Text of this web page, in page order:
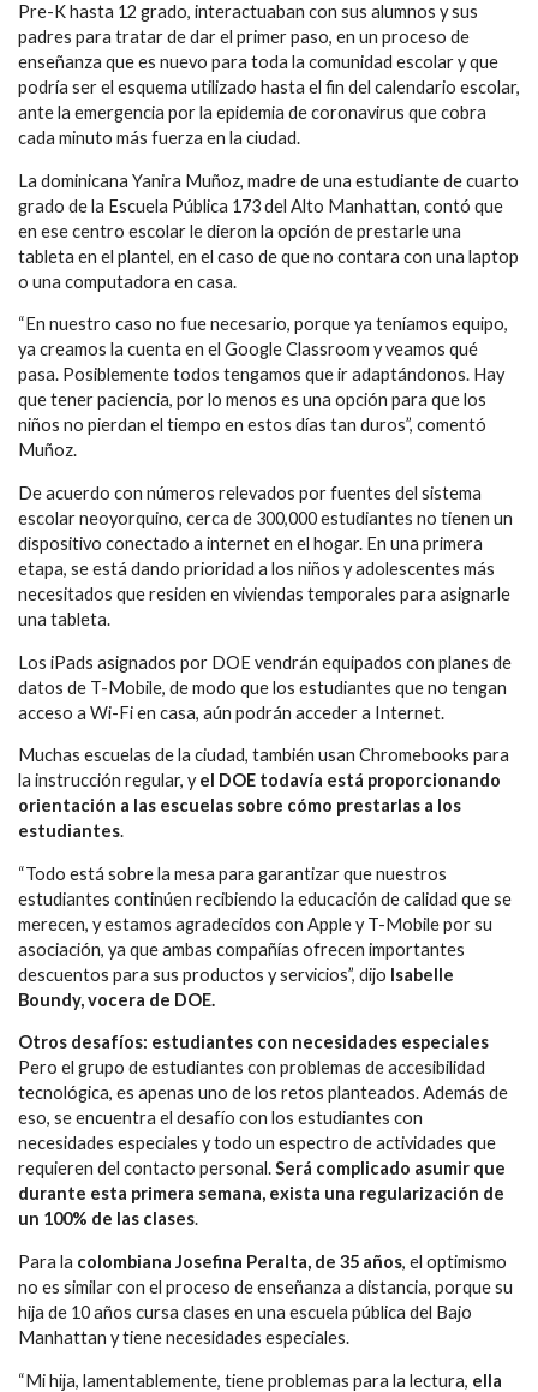
Pre-K hasta 12 grado, interactuaban con sus alumnos y sus
padres para tratar de dar el primer paso, en un proceso de
enseñanza que es nuevo para toda la comunidad escolar y que
podría ser el esquema utilizado hasta el fin del calendario escolar,
ante la emergencia por la epidemia de coronavirus que cobra
cada minuto más fuerza en la ciudad.
La dominicana Yanira Muñoz, madre de una estudiante de cuarto
grado de la Escuela Pública 173 del Alto Manhattan, contó que
en ese centro escolar le dieron la opción de prestarle una
tableta en el plantel, en el caso de que no contara con una laptop
o una computadora en casa.
“En nuestro caso no fue necesario, porque ya teníamos equipo,
ya creamos la cuenta en el Google Classroom y veamos qué
pasa. Posiblemente todos tengamos que ir adaptándonos. Hay
que tener paciencia, por lo menos es una opción para que los
niños no pierdan el tiempo en estos días tan duros”, comentó
Muñoz.
De acuerdo con números relevados por fuentes del sistema
escolar neoyorquino, cerca de 300,000 estudiantes no tienen un
dispositivo conectado a internet en el hogar. En una primera
etapa, se está dando prioridad a los niños y adolescentes más
necesitados que residen en viviendas temporales para asignarle
una tableta.
Los iPads asignados por DOE vendrán equipados con planes de
datos de T-Mobile, de modo que los estudiantes que no tengan
acceso a Wi-Fi en casa, aún podrán acceder a Internet.
Muchas escuelas de la ciudad, también usan Chromebooks para
la instrucción regular, yel DOE todavía está proporcionando
orientación a las escuelas sobre cómo prestarlas a los
estudiantes.
“Todo está sobre la mesa para garantizar que nuestros
estudiantes continúen recibiendo la educación de calidad que se
merecen, y estamos agradecidos con Apple y T-Mobile por su
asociación, ya que ambas compañías ofrecen importantes
descuentos para sus productos y servicios”, dijo Isabelle
Boundy, vocera de DOE.
Otros desafíos: estudiantes con necesidades especiales
Pero el grupo de estudiantes con problemas de accesibilidad
tecnológica, es apenas uno de los retos planteados. Además de
eso, se encuentra el desafío con los estudiantes con
necesidades especiales y todo un espectro de actividades que
requieren del contacto personal.Será complicado asumir que
durante esta primera semana, exista una regularización de
un 100% de las clases.
Para la colombiana Josefina Peralta, de 35 años, el optimismo
no es similar con el proceso de enseñanza a distancia, porque su
hija de 10 años cursa clases en una escuela pública del Bajo
Manhattan y tiene necesidades especiales.
“Mi hija, lamentablemente, tiene problemas para la lectura, ella